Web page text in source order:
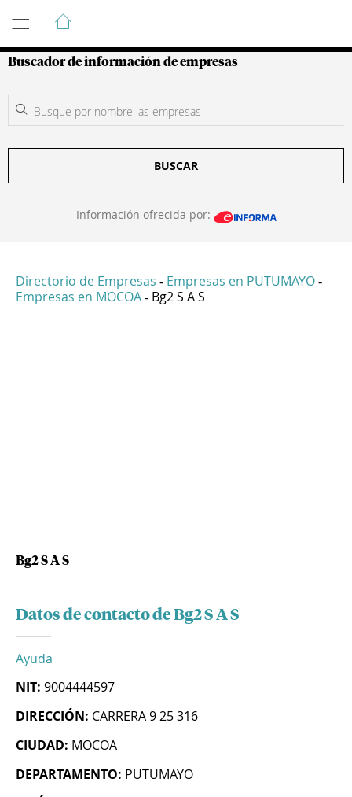
Guía de Empresas Colombianas
Buscador de información de empresas
BUSCAR
Información ofrecida por:
Directorio de Empresas - Empresas en PUTUMAYO -
Empresas en MOCOA - Bg2 S A S
Bg2 S A S
Datos de contacto de Bg2 S A S
Ayuda
NIT: 9004444597
DIRECCIÓN: CARRERA 9 25 316
CIUDAD: MOCOA
DEPARTAMENTO: PUTUMAYO